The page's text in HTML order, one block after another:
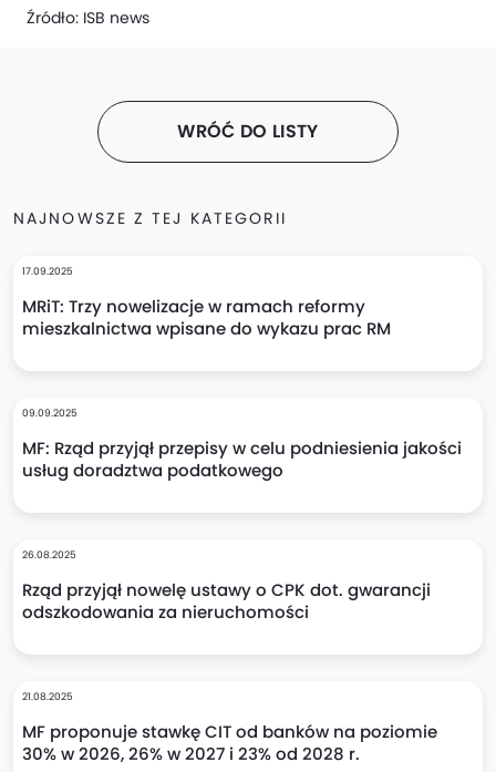
Źródło: ISB news
WRÓĆ DO LISTY
NAJNOWSZE Z TEJ KATEGORII
17.09.2025
MRiT: Trzy nowelizacje w ramach reformy
mieszkalnictwa wpisane do wykazu prac RM
09.09.2025
MF: Rząd przyjął przepisy w celu podniesienia jakości
usług doradztwa podatkowego
26.08.2025
Rząd przyjął nowelę ustawy o CPK dot. gwarancji
odszkodowania za nieruchomości
21.08.2025
MF proponuje stawkę CIT od banków na poziomie
30% w 2026, 26% w 2027 i 23% od 2028 r.